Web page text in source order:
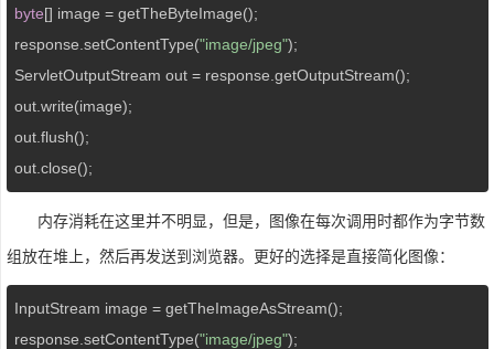
byte[] image = getTheByteImage();
response.setContentType("image/jpeg");
ServletOutputStream out = response.getOutputStream();
out.write(image);
out.flush();
out.close();
内存消耗在这里并不明显，但是，图像在每次调用时都作为字节数
组放在堆上，然后再发送到浏览器。更好的选择是直接简化图像：
InputStream image = getTheImageAsStream();
response.setContentType("image/jpeg");